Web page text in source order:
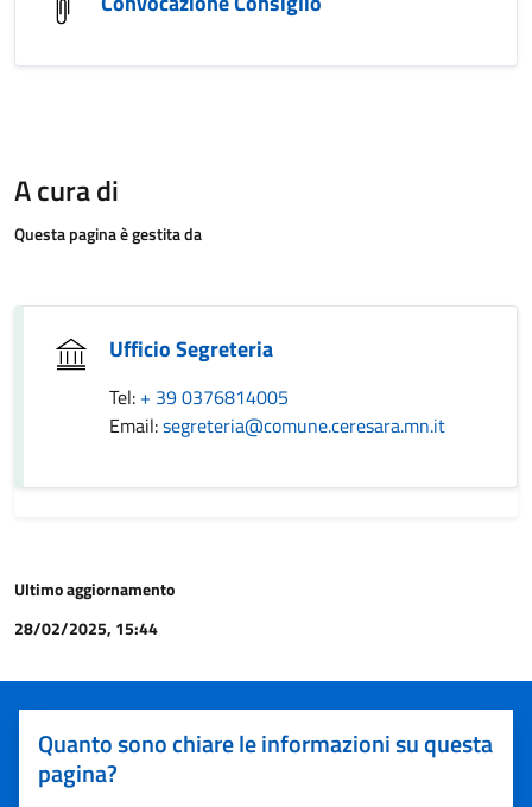
A cura di
Questa pagina è gestita da
Ufficio Segreteria
Tel: + 39 0376814005
Email:segreteria@comune.ceresara.mn.it
Ultimo aggiornamento
28/02/2025, 15:44
Quanto sono chiare le informazioni su questa
pagina?